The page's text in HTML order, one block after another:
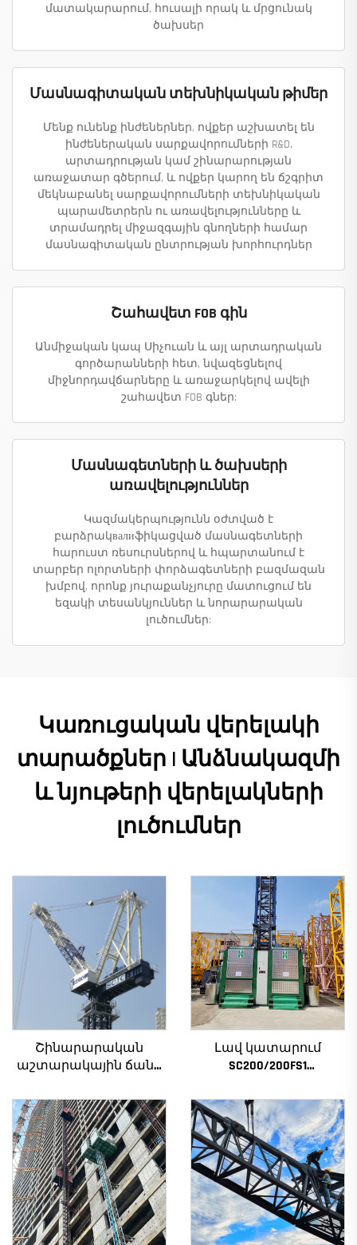
մատակարարում, հուսալի որակ և մրցունակ
ծախսեր
Մասնագիտական տեխնիկական թիմեր
Մենք ունենք ինժեներներ, ովքեր աշխատել են
ինժեներական սարքավորումների R&D,
արտադրության կամ շինարարության
առաջատար գծերում, և ովքեր կարող են ճշգրիտ
մեկնաբանել սարքավորումների տեխնիկական
պարամետրերն ու առավելությունները և
տրամադրել միջազգային գնողների համար
մասնագիտական ընտրության խորհուրդներ
Շահավետ FOB գին
Անմիջական կապ Սիչուան և այլ արտադրական
գործարանների հետ, նվազեցնելով
միջնորդավճարները և առաջարկելով ավելի
շահավետ FOB գներ:
Մասնագետների և ծախսերի
առավելություններ
Կազմակերպությունն օժտված է
բարձրակвалиֆիկացված մասնագետների
հարուստ ռեսուրսներով և հպարտանում է
տարբեր ոլորտների փորձագետների բազմազան
խմբով, որոնք յուրաքանչյուրը մատուցում են
եզակի տեսանկյուններ և նորարարական
լուծումներ:
Կառուցական վերելակի
տարածքներ | Անձնակազմի
և նյութերի վերելակների
լուծումներ
Շինարարական
աշտարակային ճանկ
բեռնամբարի
հզորությամբ, նոր
ատամնանիվի արկղ,
ատամնանիվի շարժիչ,
աստիճանավոր
ստորին մաս
Լավ կատարում
SC200/200FS1
տանիք շենքի
ճակատի և վերելակի
սանդղակի համար
Ալժիրի համար